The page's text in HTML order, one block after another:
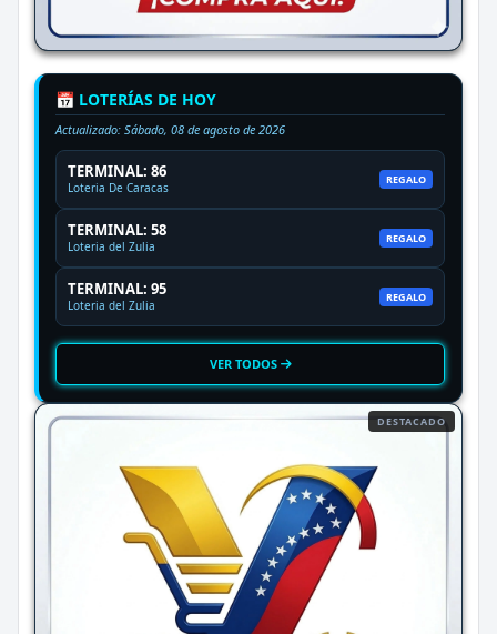
📅 LOTERÍAS DE HOY
Actualizado: Sábado, 08 de agosto de 2026
TERMINAL: 86
Loteria De Caracas
REGALO
TERMINAL: 58
Loteria del Zulia
REGALO
TERMINAL: 95
Loteria del Zulia
REGALO
VER TODOS
DESTACADO